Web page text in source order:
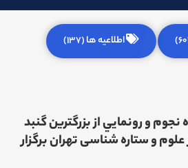
اطلاعیه ها (137)
و رونمايي از بزرگترين گنبد
و ستاره شناسی تهران برگزار